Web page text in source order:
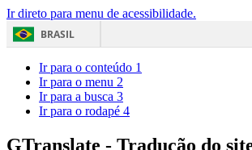
Ir direto para menu de acessibilidade.
BRASIL
Acesso à
Ir para o conteúdo 1
Ir para o menu 2
Ir para a busca 3
Ir para o rodapé 4
GTranslate - Tradução do